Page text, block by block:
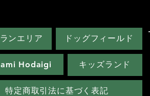
ンエリア ドッグフィールド
Hodaigi キッズランド
特定商取引法に基づく表記